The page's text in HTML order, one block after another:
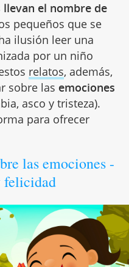
el nombre de
pequeños que se
ilusión leer una
por un niño
relatos, además,
sobre las emociones
asco y tristeza).
para ofrecer
las emociones -
felicidad